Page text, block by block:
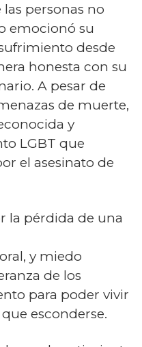
personas no
emocionó su
desde
honesta con su
A pesar de
de muerte,
y
LGBT que
el asesinato de
la pérdida de una
y miedo
de los
para poder vivir
esconderse.